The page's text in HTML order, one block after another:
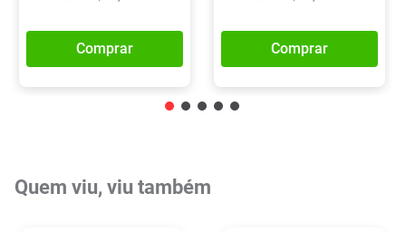
Comprar Comprar
Quem viu, viu também